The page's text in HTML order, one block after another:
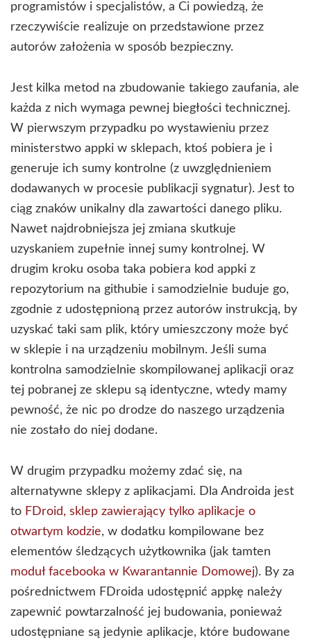
programistów i specjalistów, a Ci powiedzą, że
rzeczywiście realizuje on przedstawione przez
autorów założenia w sposób bezpieczny.
Jest kilka metod na zbudowanie takiego zaufania, ale
każda z nich wymaga pewnej biegłości technicznej.
W pierwszym przypadku po wystawieniu przez
ministerstwo appki w sklepach, ktoś pobiera je i
generuje ich sumy kontrolne (z uwzględnieniem
dodawanych w procesie publikacji sygnatur). Jest to
ciąg znaków unikalny dla zawartości danego pliku.
Nawet najdrobniejsza jej zmiana skutkuje
uzyskaniem zupełnie innej sumy kontrolnej. W
drugim kroku osoba taka pobiera kod appki z
repozytorium na githubie i samodzielnie buduje go,
zgodnie z udostępnioną przez autorów instrukcją, by
uzyskać taki sam plik, który umieszczony może być
w sklepie i na urządzeniu mobilnym. Jeśli suma
kontrolna samodzielnie skompilowanej aplikacji oraz
tej pobranej ze sklepu są identyczne, wtedy mamy
pewność, że nic po drodze do naszego urządzenia
nie zostało do niej dodane.
W drugim przypadku możemy zdać się, na
alternatywne sklepy z aplikacjami. Dla Androida jest
to FDroid, sklep zawierający tylko aplikacje o
otwartym kodzie, w dodatku kompilowane bez
elementów śledzących użytkownika (jak tamten
moduł facebooka w Kwarantannie Domowej). By za
pośrednictwem FDroida udostępnić appkę należy
zapewnić powtarzalność jej budowania, ponieważ
udostępniane są jedynie aplikacje, które budowane